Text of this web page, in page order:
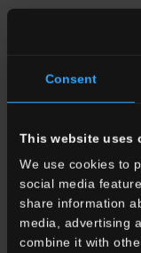
Consent
This website uses
We use cookies to
social media
share information
media, advertising
combine it with